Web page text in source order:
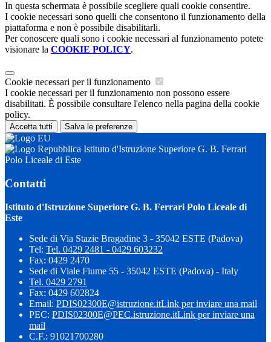
In questa schermata è possibile scegliere quali cookie consentire.
I cookie necessari sono quelli che consentono il funzionamento della
piattaforma e non è possibile disabilitarli.
Per conoscere quali sono i cookie necessari al funzionamento potete
visionare la COOKIE POLICY.
Cookie necessari per il funzionamento
I cookie necessari per il funzionamento non possono essere
disabilitati. È possibile consultare l'elenco nella pagina della cookie
policy.
Accetta tutti Salva le preferenze
Istituto d'Istruzione Superiore G. B. Ferrari
Polo Liceale di Este
Contatti
Istituto d'Istruzione Superiore G. B. Ferrari Polo Liceale di
Este
Sede di Via Stazie Bragadine 3 - 35042 ESTE (Padova)
Tel: Tel. 0429 2481 - 0429 603232
Fax: 0429 2470
Sede di Viale Fiume 55 - 35042 ESTE (Padova) - Italy
Tel. 0429 2791
Fax: 0429 602824
Email: PDIS02300E@istruzione.itLink per inviare una mail
PEC: PDIS02300E@PEC.istruzione.itLink per inviare una
mail
C.F.: 91021700280